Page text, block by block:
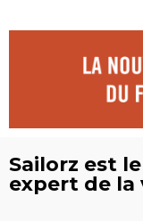
Sailorz est
expert de la